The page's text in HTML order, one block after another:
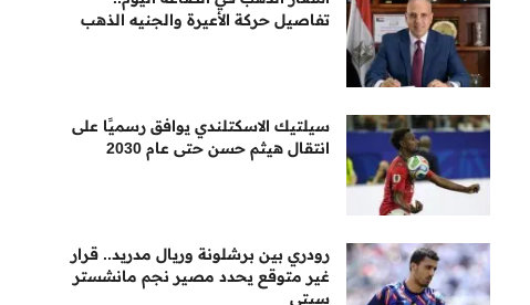
تفاصيل حركة الأعيرة والجنيه الذهب
سيلتيك الاسكتلندي يوافق رسميًا على
انتقال هيثم حسن حتى عام 2030
رودري بين برشلونة وريال مدريد.. قرار
غير متوقع يحدد مصير نجم مانشستر
سيتي